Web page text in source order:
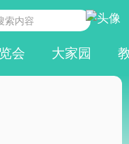
会 大家园